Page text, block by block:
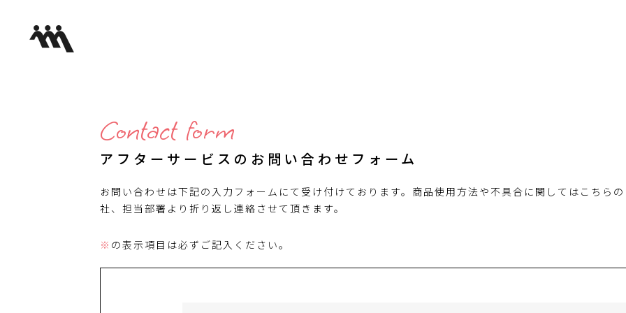
Contact form
アフターサービスのお問い合わせフォーム
お問い合わせは下記の入力フォームにて受け付けております。商品使用方法や不具合に関してはこちら
社、担当部署より折り返し連絡させて頂きます。
※ の表示項目は必ずご記入ください。